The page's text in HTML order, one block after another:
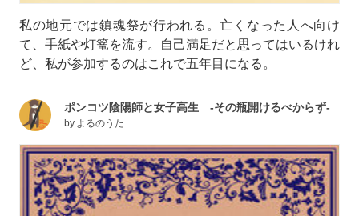
私の地元では鎮魂祭が行われる。亡くなった人へ向け
て、手紙や灯篭を流す。自己満足だと思ってはいるけれ
ど、私が参加するのはこれで五年目になる。
ポンコツ陰陽師と女子高生 -その瓶開けるべからず-
by よるのうた